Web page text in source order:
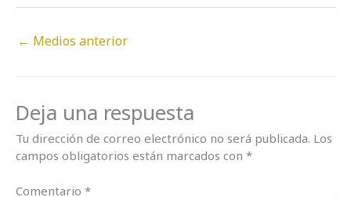
← Medios anterior
Deja una respuesta
Tu dirección de correo electrónico no será publicada. Los
campos obligatorios están marcados con *
Comentario *